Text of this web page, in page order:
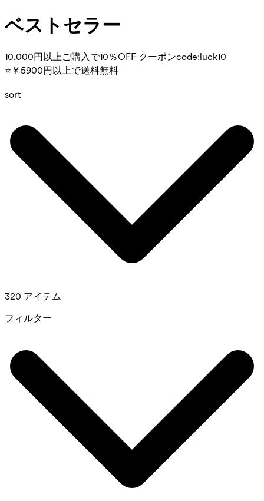
ベストセラー
10,000円以上ご購入で10％OFF クーポンcode:luck10
⭐￥5900円以上で送料無料
sort
320 アイテム
フィルター